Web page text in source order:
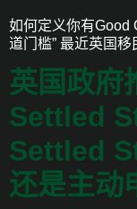
如何定义你有Good
道门槛” 最近英国
英国政府
Settled
Settled
还是主动